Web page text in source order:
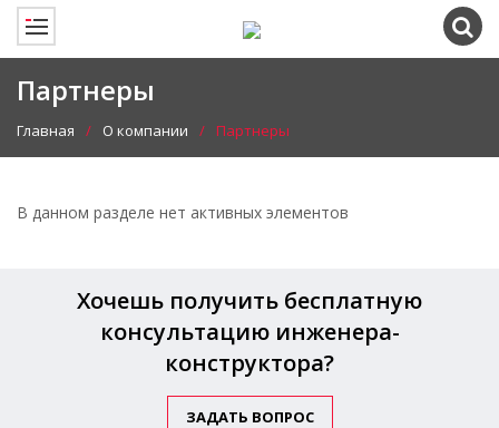
Партнеры
Главная О компании Партнеры
В данном разделе нет активных элементов
Хочешь получить бесплатную
консультацию инженера-
конструктора?
ЗАДАТЬ ВОПРОС